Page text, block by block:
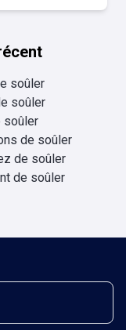
soûler
soûler
soûler
de soûler
de soûler
de soûler